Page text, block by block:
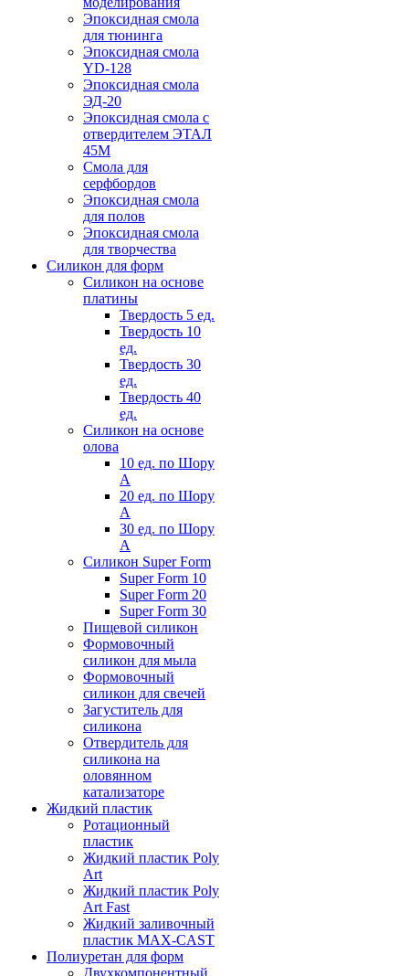
Эпоксидная смола
для тюнинга
Эпоксидная смола
YD-128
Эпоксидная смола
ЭД-20
Эпоксидная смола с
отвердителем ЭТАЛ
45М
Смола для
серфбордов
Эпоксидная смола
для полов
Эпоксидная смола
для творчества
Силикон для форм
Силикон на основе
платины
Твердость 5 ед.
Твердость 10
ед.
Твердость 30
ед.
Твердость 40
ед.
Силикон на основе
олова
10 ед. по Шору
А
20 ед. по Шору
А
30 ед. по Шору
А
Силикон Super Form
Super Form 10
Super Form 20
Super Form 30
Пищевой силикон
Формовочный
силикон для мыла
Формовочный
силикон для свечей
Загуститель для
силикона
Отвердитель для
силикона на
оловянном
катализаторе
Жидкий пластик
Ротационный
пластик
Жидкий пластик Poly
Art
Жидкий пластик Poly
Art Fast
Жидкий заливочный
пластик MAX-CAST
Полиуретан для форм
Двухкомпонентный